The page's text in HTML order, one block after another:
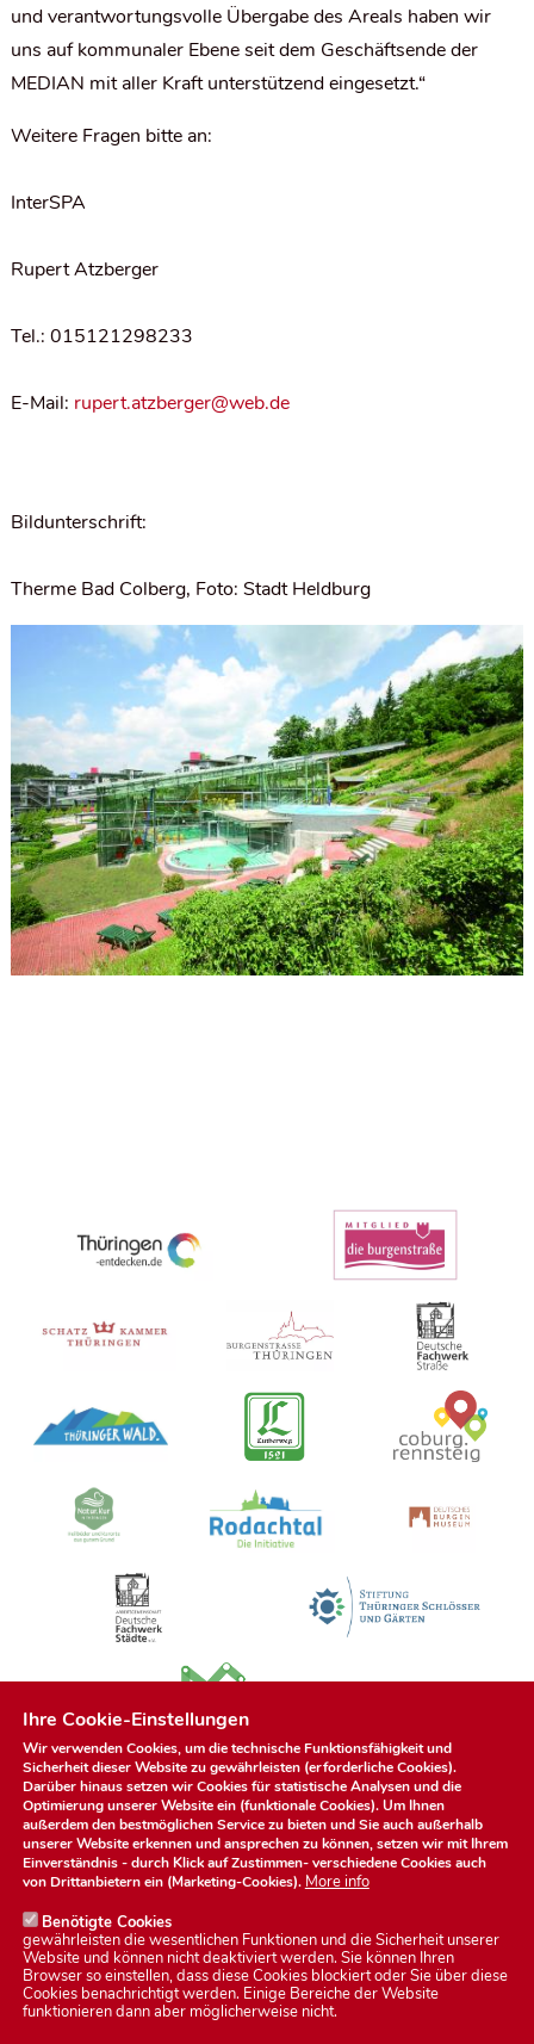
und verantwortungsvolle Übergabe des Areals haben wir
uns auf kommunaler Ebene seit dem Geschäftsende der
MEDIAN mit aller Kraft unterstützend eingesetzt.“
Weitere Fragen bitte an:
InterSPA
Rupert Atzberger
Tel.: 015121298233
E-Mail: rupert.atzberger@web.de
Bildunterschrift:
Therme Bad Colberg, Foto: Stadt Heldburg
Datenschutzerklärung
Ihre Cookie-Einstellungen
Wir verwenden Cookies, um die technische Funktionsfähigkeit und
Sicherheit dieser Website zu gewährleisten (erforderliche Cookies).
Darüber hinaus setzen wir Cookies für statistische Analysen und die
Optimierung unserer Website ein (funktionale Cookies). Um Ihnen
außerdem den bestmöglichen Service zu bieten und Sie auch außerhalb
unserer Website erkennen und ansprechen zu können, setzen wir mit Ihrem
Einverständnis - durch Klick aufZustimmen- verschiedene Cookies auch
von Drittanbietern ein (Marketing-Cookies). More info
Benötigte Cookies
gewährleisten die wesentlichen Funktionen und die Sicherheit unserer
Website und können nicht deaktiviert werden. Sie können Ihren
Browser so einstellen, dass diese Cookies blockiert oder Sie über diese
Cookies benachrichtigt werden. Einige Bereiche der Website
funktionieren dann aber möglicherweise nicht.